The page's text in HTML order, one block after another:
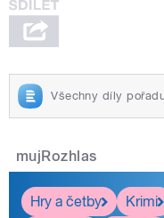
Všechny díly
mujRozhlas
Hry a četby
Krimi